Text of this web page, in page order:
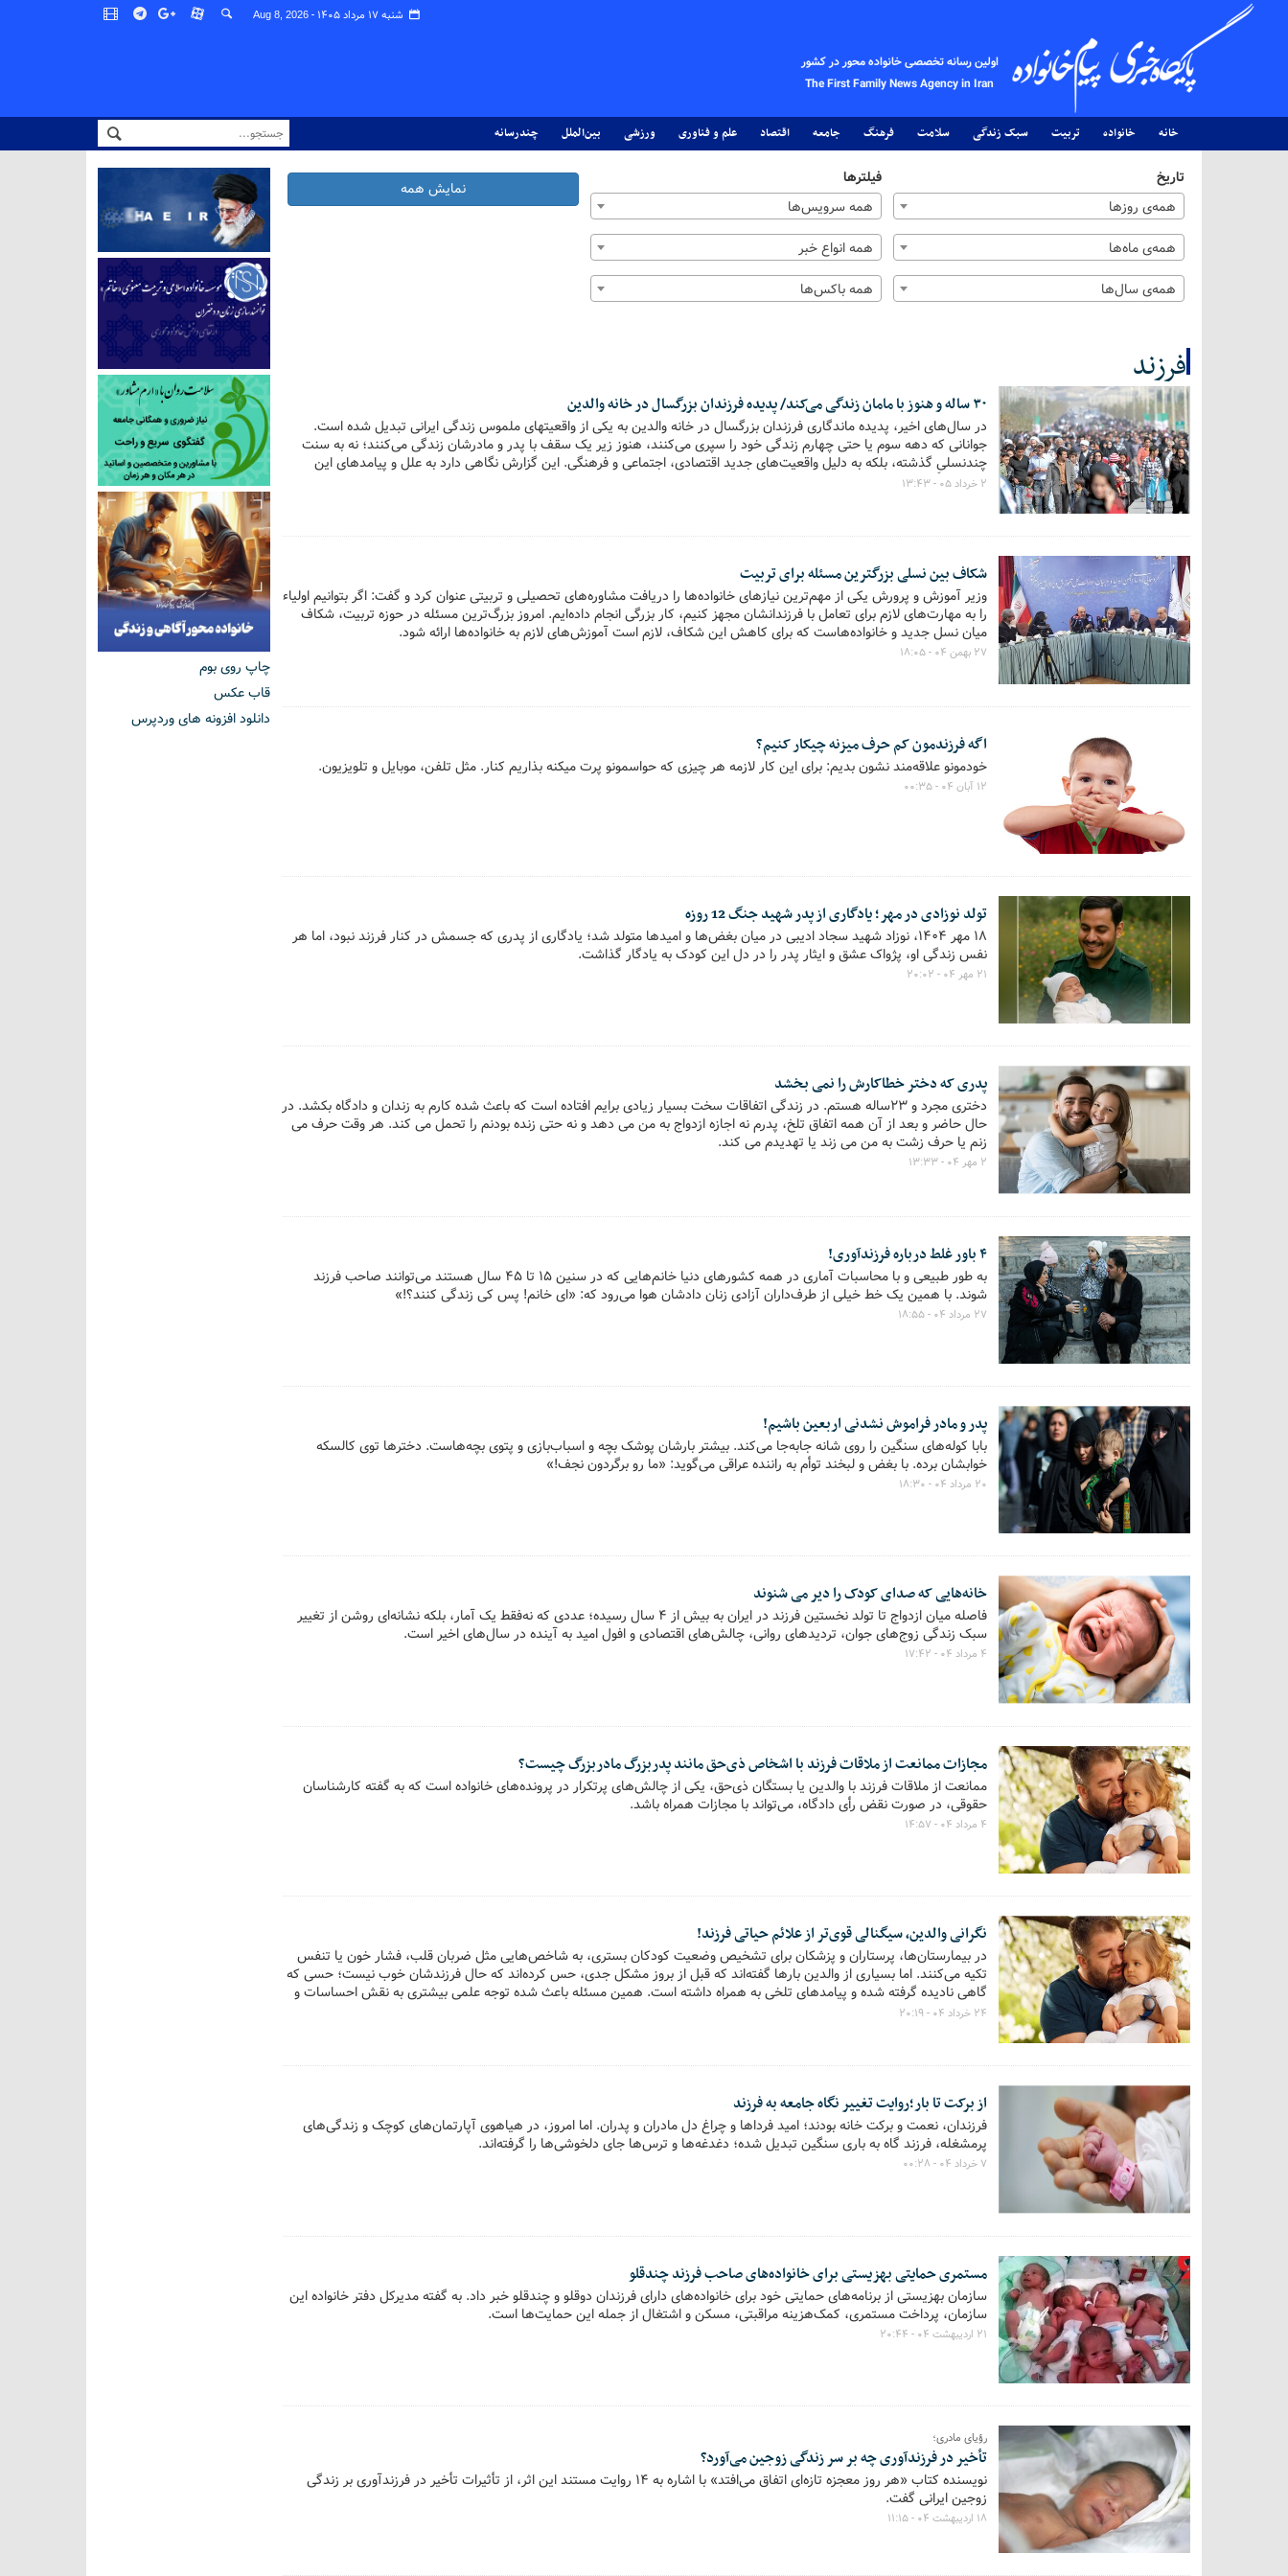
شنبه ۱۷ مرداد ۱۴۰۵ - Aug 8, 2026
اولین رسانه تخصصی خانواده محور در کشور
The First Family News Agency in Iran
خانه خانواده تربیت سبک زندگی سلامت فرهنگ جامعه اقتصاد علم و فناوری ورزشی بین‌الملل چندرسانه
تاریخ
همه‌ی روزها
همه‌ی ماه‌ها
همه‌ی سال‌ها
فیلترها
همه سرویس‌ها
همه انواع خبر
همه باکس‌ها
نمایش همه
فرزند
کل اخبار:14 ۳۰ ساله و هنوز با مامان زندگی می‌کند/ پدیده فرزندان بزرگسال در خانه والدین
در سال‌های اخیر، پدیده ماندگاری فرزندان بزرگسال در خانه والدین به یکی از واقعیتهای ملموس زندگی ایرانی تبدیل شده است.
جوانانی که دهه سوم یا حتی چهارم زندگی خود را سپری می‌کنند، هنوز زیر یک سقف با پدر و مادرشان زندگی می‌کنند؛ نه به سنت
چندنسلیِ گذشته، بلکه به دلیل واقعیت‌های جدید اقتصادی، اجتماعی و فرهنگی. این گزارش نگاهی دارد به علل و پیامدهای این
پدیده در حال گسترش.
۲ خرداد ۰۵ - ۱۳:۴۳
شکاف بین نسلی بزرگترین مسئله برای تربیت
وزیر آموزش و پرورش یکی از مهم‌ترین نیازهای خانواده‌ها را دریافت مشاوره‌های تحصیلی و تربیتی عنوان کرد و گفت: اگر بتوانیم اولیاء
را به مهارت‌های لازم برای تعامل با فرزندانشان مجهز کنیم، کار بزرگی انجام داده‌ایم. امروز بزرگ‌ترین مسئله در حوزه تربیت، شکاف
میان نسل جدید و خانواده‌هاست که برای کاهش این شکاف، لازم است آموزش‌های لازم به خانواده‌ها ارائه شود.
۲۷ بهمن ۰۴ - ۱۸:۰۵
اگه فرزندمون کم حرف میزنه چیکار کنیم؟
خودمونو علاقه‌مند نشون بدیم: برای این کار لازمه هر چیزی که حواسمونو پرت میکنه بذاریم کنار. مثل تلفن، موبایل و تلویزیون.
۱۲ آبان ۰۴ - ۰۰:۳۵
تولد نوزادی در مهر؛ یادگاری از پدر شهید جنگ 12 روزه
18 مهر 1404، نوزاد شهید سجاد ادیبی در میان بغض‌ها و امیدها متولد شد؛ یادگاری از پدری که جسمش در کنار فرزند نبود، اما هر
نفس زندگی او، پژواک عشق و ایثار پدر را در دل این کودک به یادگار گذاشت.
۲۱ مهر ۰۴ - ۲۰:۰۲
پدری که دختر خطاکارش را نمی بخشد
دختری مجرد و ۲۳ساله هستم. در زندگی اتفاقات سخت بسیار زیادی برایم افتاده است که باعث شده کارم به زندان و دادگاه بکشد. در
حال حاضر و بعد از آن همه اتفاق تلخ، پدرم نه اجازه ازدواج به من می دهد و نه حتی زنده بودنم را تحمل می کند. هر وقت حرف می
زنم یا حرف زشت به من می زند یا تهدیدم می کند.
۲ مهر ۰۴ - ۱۳:۳۳
۴ باور غلط درباره فرزندآوری!
به طور طبیعی و با محاسبات آماری در همه کشورهای دنیا خانم‌هایی که در سنین ۱۵ تا ۴۵ سال هستند می‌توانند صاحب فرزند
شوند. با همین یک خط خیلی از طرف‌داران آزادی زنان دادشان هوا می‌رود که: «ای خانم! پس کی زندگی کنند؟!»
۲۷ مرداد ۰۴ - ۱۸:۵۵
پدر و مادر فراموش نشدنی اربعین باشیم!
بابا کوله‌های سنگین را روی شانه جابه‌جا می‌کند. بیشتر بارشان پوشک بچه و اسباب‌بازی و پتوی بچه‌هاست. دخترها توی کالسکه
خوابشان برده. با بغض و لبخند توأم به راننده عراقی می‌گوید: «ما رو برگردون نجف!»
۲۰ مرداد ۰۴ - ۱۸:۳۰
خانه‌هایی که صدای کودک را دیر می شنوند
فاصله میان ازدواج تا تولد نخستین فرزند در ایران به بیش از ۴ سال رسیده؛ عددی که نه‌فقط یک آمار، بلکه نشانه‌ای روشن از تغییر
سبک زندگی زوج‌های جوان، تردیدهای روانی، چالش‌های اقتصادی و افول امید به آینده در سال‌های اخیر است.
۴ مرداد ۰۴ - ۱۷:۴۲
مجازات ممانعت از ملاقات فرزند با اشخاص ذی‌حق مانند پدربزرگ مادربزرگ چیست؟
ممانعت از ملاقات فرزند با والدین یا بستگان ذی‌حق، یکی از چالش‌های پرتکرار در پرونده‌های خانواده است که به گفته کارشناسان
حقوقی، در صورت نقض رأی دادگاه، می‌تواند با مجازات‌ همراه باشد.
۴ مرداد ۰۴ - ۱۴:۵۷
نگرانی والدین، سیگنالی قوی‌تر از علائم حیاتی فرزند!
در بیمارستان‌ها، پرستاران و پزشکان برای تشخیص وضعیت کودکان بستری، به شاخص‌هایی مثل ضربان قلب، فشار خون یا تنفس
تکیه می‌کنند. اما بسیاری از والدین بارها گفته‌اند که قبل از بروز مشکل جدی، حس کرده‌اند که حال فرزندشان خوب نیست؛ حسی که
گاهی نادیده گرفته شده و پیامدهای تلخی به همراه داشته است. همین مسئله باعث شده توجه علمی بیشتری به نقش احساسات و
نگرانی‌های والدین در شناسایی زودهنگام وخامت حال کودکان معطوف شود.
۲۴ خرداد ۰۴ - ۲۰:۱۹
از برکت تا بار؛روایت تغییر نگاه جامعه به فرزند
فرزندان، نعمت و برکت خانه بودند؛ امید فرداها و چراغ دل مادران و پدران. اما امروز، در هیاهوی آپارتمان‌های کوچک و زندگی‌های
پرمشغله، فرزند گاه به باری سنگین تبدیل شده؛ دغدغه‌ها و ترس‌ها جای دلخوشی‌ها را گرفته‌اند.
۷ خرداد ۰۴ - ۰۰:۲۸
مستمری حمایتی بهزیستی برای خانواده‌های صاحب فرزند چندقلو
سازمان بهزیستی از برنامه‌های حمایتی خود برای خانواده‌های دارای فرزندان دوقلو و چندقلو خبر داد. به گفته مدیرکل دفتر خانواده این
سازمان، پرداخت مستمری، کمک‌هزینه مراقبتی، مسکن و اشتغال از جمله این حمایت‌ها است.
۲۱ اردیبهشت ۰۴ - ۲۰:۴۴
رؤیای مادری؛
تأخیر در فرزندآوری چه بر سر زندگی زوجین می‌آورد؟
نویسنده کتاب «هر روز معجزه تازه‌ای اتفاق می‌افتد» با اشاره به ۱۴ روایت مستند این اثر، از تأثیرات تأخیر در فرزندآوری بر زندگی
زوجین ایرانی گفت.
۱۸ اردیبهشت ۰۴ - ۱۱:۱۵
چاپ روی بوم
قاب عکس
دانلود افزونه های وردپرس